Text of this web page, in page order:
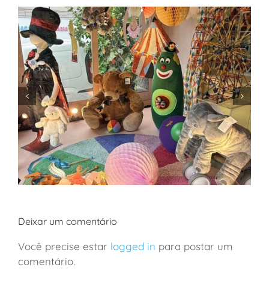
Deixar um comentário
Você precise estar logged in para postar um
comentário.